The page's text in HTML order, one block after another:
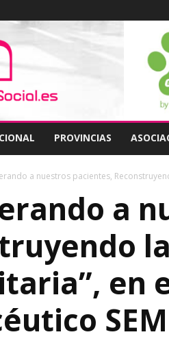
PROVINCIAS
a nuestros pacientes,
a
en